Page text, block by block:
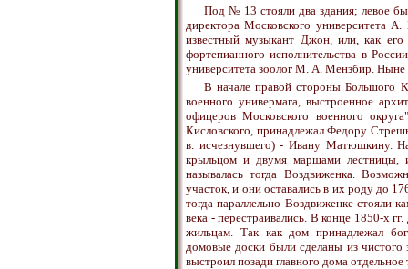
Под № 13 стояли два здания; левое
директора Московского университета
известный музыкант Джон, или, как
фортепианного исполнительства в
университета зоолог М. А. Мензбир. Ныне
В начале правой стороны Большого
военного универмага, выстроенное
офицеров Московского военного
Кисловского, принадлежал Федору
в. исчезнувшего) - Ивану Матюшкину.
крыльцом и двумя маршами лестницы,
называлась тогда Воздвиженка.
участок, и они оставались в их роду до
тогда параллельно Воздвиженке стояли
века - перестраивались. В конце 1850-х
жильцам. Так как дом принадлежал
домовые доски были сделаны из чистого
выстроил позади главного дома